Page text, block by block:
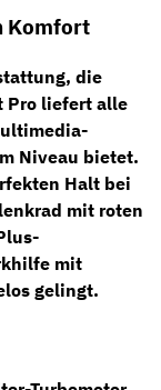
Komfort
die
Pro liefert alle
Niveau bietet.
Halt bei
mit roten
mit
gelingt.